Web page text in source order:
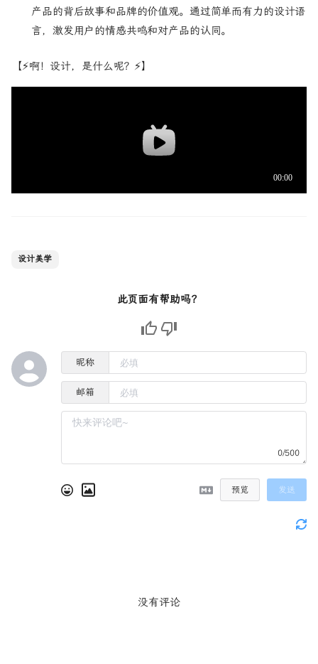
产品的背后故事和品牌的价值观。通过简单而有力的设计语
言，激发用户的情感共鸣和对产品的认同。
【⚡啊！设计，是什么呢？⚡】
设计美学
此页面有帮助吗？
昵称
邮箱
0/500
预览 发送
没有评论